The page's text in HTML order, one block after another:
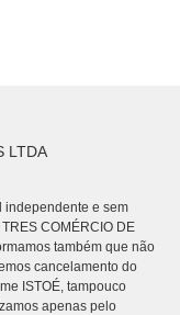
LTDA
independente e sem
COMÉRCIO DE
também que não
cancelamento do
ISTOÉ, tampouco
apenas pelo